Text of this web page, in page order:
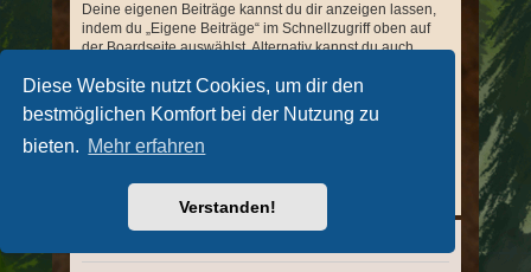
Diese Website nutzt Cookies, um dir den
bestmöglichen Komfort bei der Nutzung zu
bieten. Mehr erfahren
Verstanden!
Deine eigenen Beiträge kannst du dir anzeigen lassen,
indem du „Eigene Beiträge“ im Schnellzugriff oben auf
der Boardseite auswählst. Alternativ kannst du auch
Bereich oder „Beiträge des Benutzers suchen“ auf deiner
eigenen Profilseite verwenden. Benutze die erweiterte
Suche, um nach von dir erstellen Themen zu suchen.
Trage dort die entsprechenden Optionen in die